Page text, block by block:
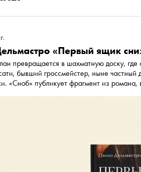
«Первый ящик
превращается в шахматную доску, где
бывший гроссмейстер, ныне частный
«Сноб» публикует фрагмент из